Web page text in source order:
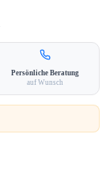
Persönliche Beratung
auf Wunsch